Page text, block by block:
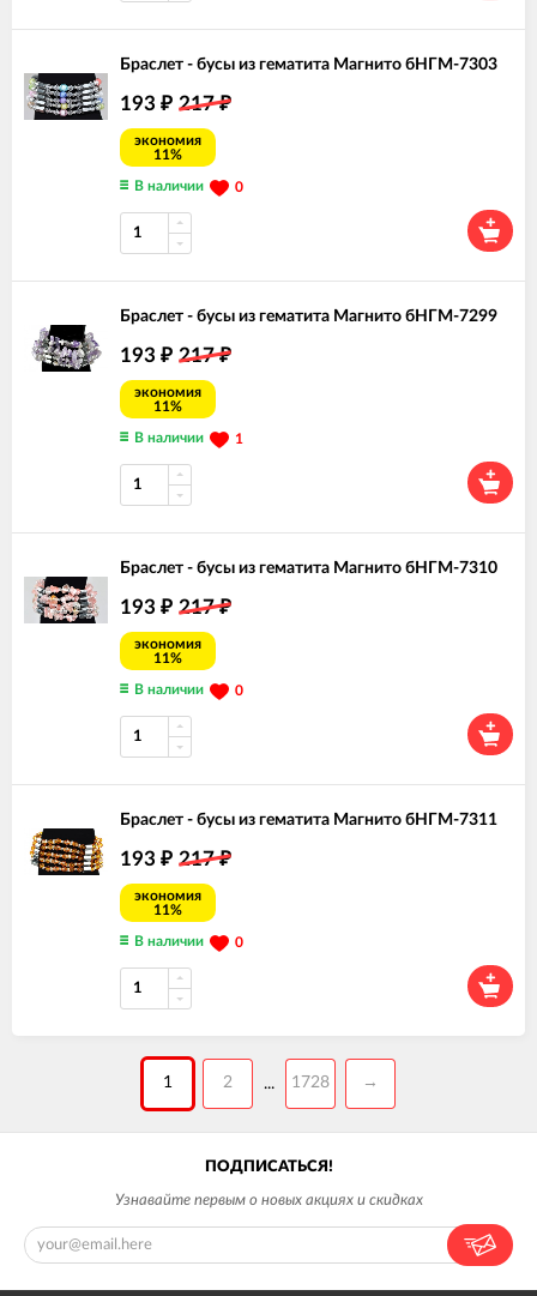
Браслет - бусы из гематита Магнито бНГМ-7303
193 ₽ 217₽
экономия
11%
В наличии 0
Браслет - бусы из гематита Магнито бНГМ-7299
193 ₽ 217₽
экономия
11%
В наличии 1
Браслет - бусы из гематита Магнито бНГМ-7310
193 ₽ 217₽
экономия
11%
В наличии 0
Браслет - бусы из гематита Магнито бНГМ-7311
193 ₽ 217₽
экономия
11%
В наличии 0
1 2 ... 1728 →
ПОДПИСАТЬСЯ!
Узнавайте первым о новых акциях и скидках